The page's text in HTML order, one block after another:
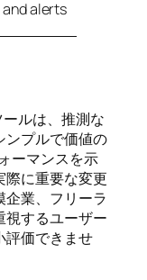
and alerts
ールは、推測な
ンプルで価値の
ーマンスを示
際に重要な変更
企業、フリーラ
視するユーザー
評価できませ